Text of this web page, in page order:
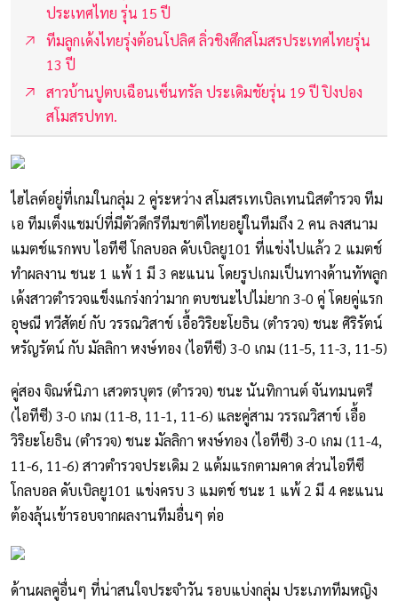
ประเทศไทย รุ่น 15 ปี
ทีมลูกเด้งไทยรุ่งต้อนโปลิศ ลิ่วชิงศึกสโมสรประเทศไทยรุ่น
13 ปี
สาวบ้านปูตบเฉือนเซ็นทรัล ประเดิมชัยรุ่น 19 ปี ปิงปอง
สโมสรปทท.
ไฮไลต์อยู่ที่เกมในกลุ่ม 2 คู่ระหว่าง สโมสรเทเบิลเทนนิสตำรวจ ทีม
เอ ทีมเต็งแชมป์ที่มีตัวดีกรีทีมชาติไทยอยู่ในทีมถึง 2 คน ลงสนาม
แมตช์แรกพบ ไอทีซี โกลบอล ดับเบิลยู101 ที่แข่งไปแล้ว 2 แมตช์
ทำผลงาน ชนะ 1 แพ้ 1 มี 3 คะแนน โดยรูปเกมเป็นทางด้านทัพลูก
เด้งสาวตำรวจแข็งแกร่งกว่ามาก ตบชนะไปไม่ยาก 3-0 คู่ โดยคู่แรก
อุษณี ทวีสัตย์ กับ วรรณวิสาข์ เอื้อวิริยะโยธิน (ตำรวจ) ชนะ ศิริรัตน์
หรัญรัตน์ กับ มัลลิกา หงษ์ทอง (ไอทีซี) 3-0 เกม (11-5, 11-3, 11-5)
คู่สอง จิณห์นิภา เสวตรบุตร (ตำรวจ) ชนะ นันทิกานต์ จันทมนตรี
(ไอทีซี) 3-0 เกม (11-8, 11-1, 11-6) และคู่สาม วรรณวิสาข์ เอื้อ
วิริยะโยธิน (ตำรวจ) ชนะ มัลลิกา หงษ์ทอง (ไอทีซี) 3-0 เกม (11-4,
11-6, 11-6) สาวตำรวจประเดิม 2 แต้มแรกตามคาด ส่วนไอทีซี
โกลบอล ดับเบิลยู101 แข่งครบ 3 แมตช์ ชนะ 1 แพ้ 2 มี 4 คะแนน
ต้องลุ้นเข้ารอบจากผลงานทีมอื่นๆ ต่อ
ด้านผลคู่อื่นๆ ที่น่าสนใจประจำวัน รอบแบ่งกลุ่ม ประเภททีมหญิง